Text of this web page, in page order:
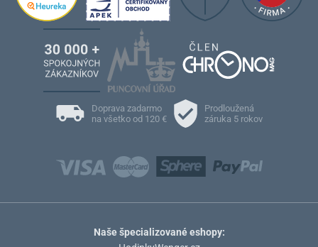
Doprava zadarmo
na všetko od 120 €
Prodloužená
záruka 5 rokov
Naše špecializované eshopy: